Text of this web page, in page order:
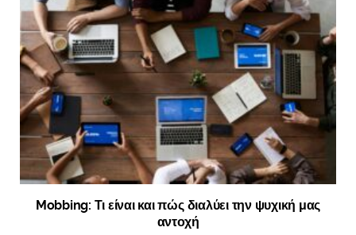
Mobbing: Τι είναι και πώς διαλύει την ψυχική μας
αντοχή